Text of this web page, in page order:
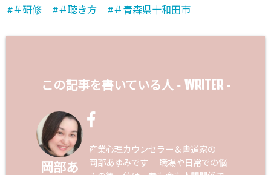
＃研修
＃聴き方 ＃青森県十和田市
この記事を書いている人 - WRITER-
岡部あ
産業心理カウンセラー＆書道家の
岡部あゆみです 職場や日常での悩